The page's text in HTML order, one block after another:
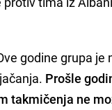
godine grupa je
Prošle
takmičenja ne